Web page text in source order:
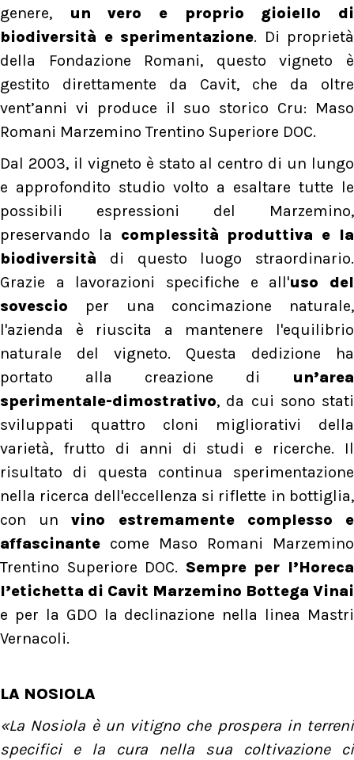
genere, un vero e proprio gioiello di
biodiversità e sperimentazione. Di proprietà
della Fondazione Romani, questo vigneto è
gestito direttamente da Cavit, che da oltre
vent’anni vi produce il suo storico Cru: Maso
Romani Marzemino Trentino Superiore DOC.
Dal 2003, il vigneto è stato al centro di un lungo
e approfondito studio volto a esaltare tutte le
possibili espressioni del Marzemino,
preservando la complessità produttiva e la
biodiversità di questo luogo straordinario.
Grazie a lavorazioni specifiche e all'uso del
sovescio per una concimazione naturale,
l'azienda è riuscita a mantenere l'equilibrio
naturale del vigneto. Questa dedizione ha
portato alla creazione di un’area
sperimentale-dimostrativo, da cui sono stati
sviluppati quattro cloni migliorativi della
varietà, frutto di anni di studi e ricerche. Il
risultato di questa continua sperimentazione
nella ricerca dell'eccellenza si riflette in bottiglia,
con unvino estremamente complesso e
affascinante come Maso Romani Marzemino
Trentino Superiore DOC. Sempre per l’Horeca
l’etichetta di Cavit Marzemino Bottega Vinai
e per la GDO la declinazione nella linea Mastri
Vernacoli.
LA NOSIOLA
«La Nosiola è un vitigno che prospera in terreni
specifici e la cura nella sua coltivazione ci